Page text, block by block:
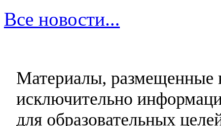
Все новости...
Материалы, размещенные
исключительно
для образовательных